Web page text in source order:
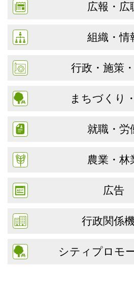
広報・広
組織・情
行政・施策
まちづくり
就職・労
農業・林
広告
行政関係
シティプロモ